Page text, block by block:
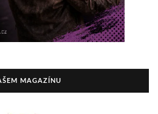
MAGAZÍNU